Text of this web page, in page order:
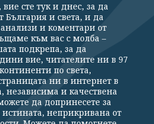
Политика за поверителност
Контакти
За Клуб Z
Подкрепете ни
сте тук и днес, за да
България и света, и да
и коментари от
към вас с молба –
подкрепа, за да
вие, читателите ни в 97
по света,
ни в интернет в
независима и качествена
да допринесете за
неприкривана от